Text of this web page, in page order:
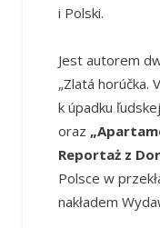
i Polski.
Jest autorem
„Zlatá horúčka.
k úpadku
oraz
Reportaż z
Polsce w
nakładem